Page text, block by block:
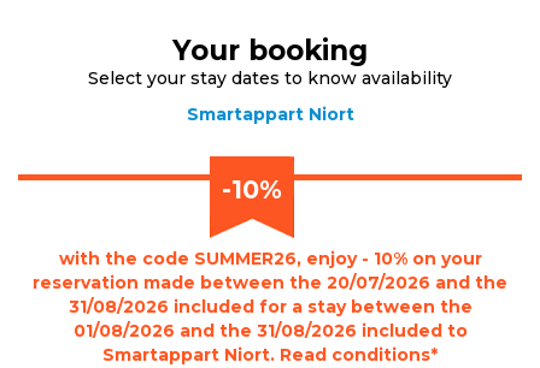
Your booking
Select your stay dates to know availability
Smartappart Niort
-10%
with the code SUMMER26, enjoy - 10% on your
reservation made between the 20/07/2026 and the
31/08/2026 included for a stay between the
01/08/2026 and the 31/08/2026 included to
Smartappart Niort. Read conditions*